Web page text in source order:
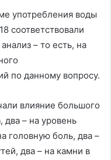
употребления воды
соответствовали
– то есть, на
по данному вопросу.
влияние большого
два – на уровень
головную боль, два –
два – на камни в